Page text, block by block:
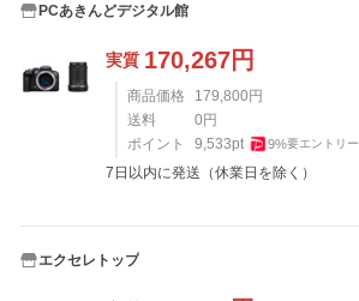
PCあきんどデジタル館
実質 170,267円
商品価格 179,800円
送料
0円
ポイント
9,533pt 9%要エントリー
7日以内に発送（休業日を除く）
エクセレトップ